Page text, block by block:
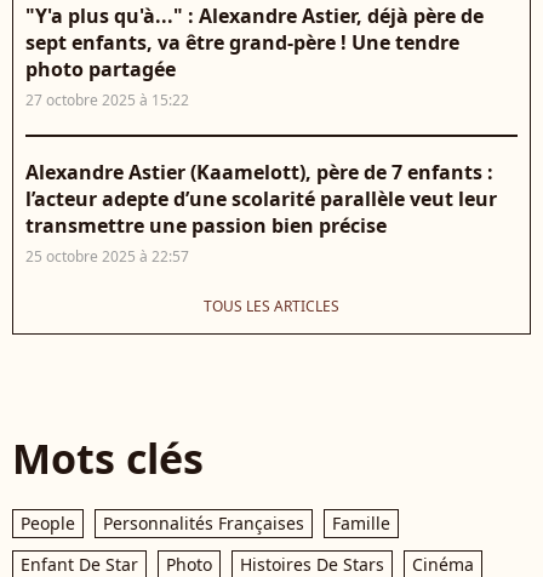
"Y'a plus qu'à..." : Alexandre Astier, déjà père de
sept enfants, va être grand-père ! Une tendre
photo partagée
27 octobre 2025 à 15:22
Alexandre Astier (Kaamelott), père de 7 enfants :
l’acteur adepte d’une scolarité parallèle veut leur
transmettre une passion bien précise
25 octobre 2025 à 22:57
TOUS LES ARTICLES
Mots clés
People Personnalités Françaises
Famille
Enfant De Star
Photo Histoires De Stars
Cinéma